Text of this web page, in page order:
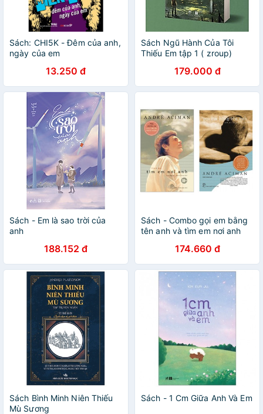
Sách: CHI5K - Đêm của anh,
ngày của em
13.250 đ
Sách Ngũ Hành Của Tôi
Thiếu Em tập 1 ( zroup)
179.000 đ
Sách - Em là sao trời của
anh
188.152 đ
Sách - Combo gọi em bằng
tên anh và tìm em nơi anh
174.660 đ
Sách Bình Minh Niên Thiếu
Mù Sương
Sách - 1 Cm Giữa Anh Và Em